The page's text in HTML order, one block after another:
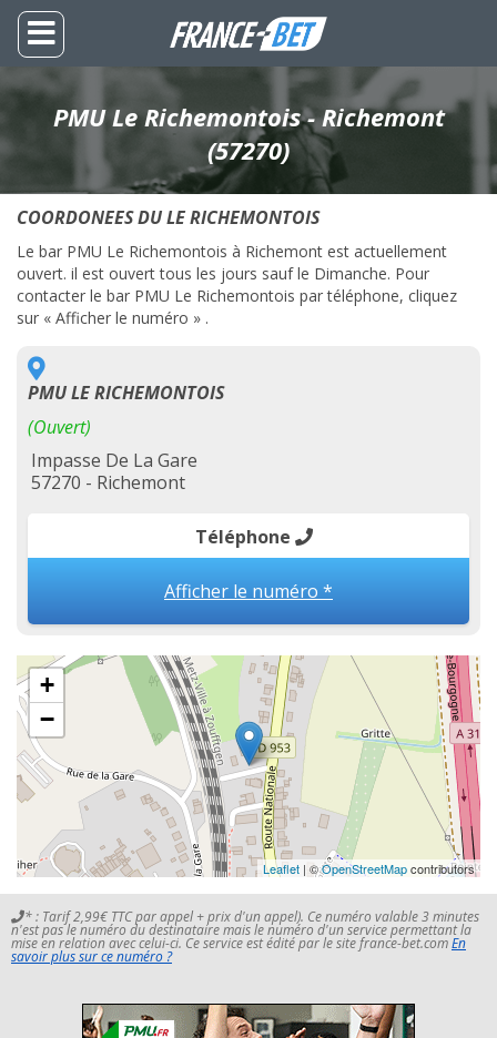
PMU Le Richemontois - Richemont
(57270)
COORDONEES DU LE RICHEMONTOIS
Le bar PMU Le Richemontois à Richemont est actuellement
ouvert. il est ouvert tous les jours sauf le Dimanche. Pour
contacter le bar PMU Le Richemontois par téléphone, cliquez
sur « Afficher le numéro » .
PMU LE RICHEMONTOIS
(Ouvert)
Impasse De La Gare
57270 - Richemont
Téléphone
Afficher le numéro *
+
−
Leaflet | ©OpenStreetMapcontributors
* : Tarif 2,99€ TTC par appel + prix d'un appel). Ce numéro valable 3 minutes
n'est pas le numéro du destinataire mais le numéro d'un service permettant la
mise en relation avec celui-ci. Ce service est édité par le site france-bet.comEn
savoir plus sur ce numéro ?